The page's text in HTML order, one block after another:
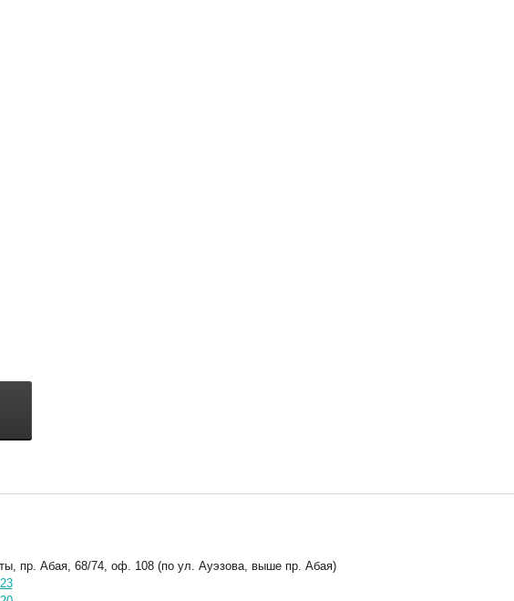
пр. Абая, 68/74, оф. 108 (по ул. Ауэзова, выше пр. Абая)